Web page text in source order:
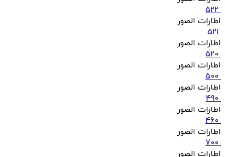
522
اطارات الصور
521
اطارات الصور
520
اطارات الصور
500
اطارات الصور
490
اطارات الصور
460
اطارات الصور
700
اطارات الصور